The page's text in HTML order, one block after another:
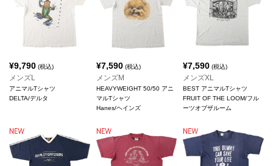
¥9,790 (税込)
メンズL
アニマルTシャツ
DELTA/デルタ
¥7,590(税込)
メンズM
HEAVYWEIGHT 50/50 アニ
マルTシャツ
Hanes/ヘインズ
¥7,590 (税込)
メンズXL
BEST アニマルTシャツ
FRUIT OF THE LOOM/フル
ーツオブザルーム